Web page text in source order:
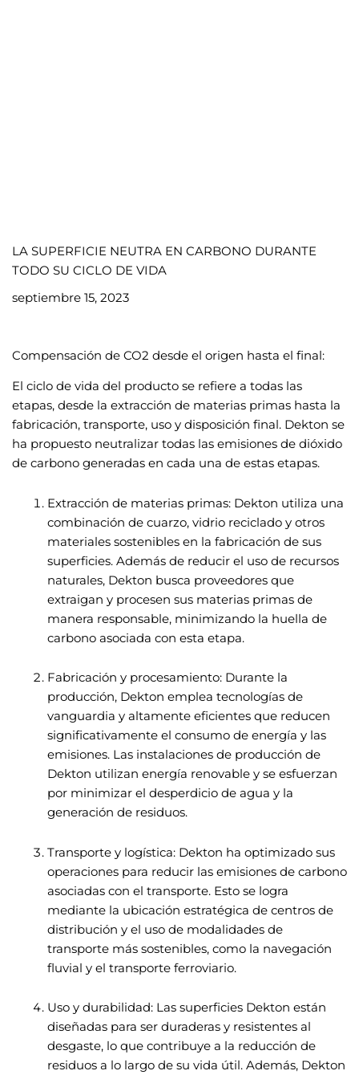
LA SUPERFICIE NEUTRA EN CARBONO DURANTE
TODO SU CICLO DE VIDA
septiembre 15, 2023
Compensación de CO2 desde el origen hasta el final:
El ciclo de vida del producto se refiere a todas las
etapas, desde la extracción de materias primas hasta la
fabricación, transporte, uso y disposición final. Dekton se
ha propuesto neutralizar todas las emisiones de dióxido
de carbono generadas en cada una de estas etapas.
Extracción de materias primas: Dekton utiliza una
combinación de cuarzo, vidrio reciclado y otros
materiales sostenibles en la fabricación de sus
superficies. Además de reducir el uso de recursos
naturales, Dekton busca proveedores que
extraigan y procesen sus materias primas de
manera responsable, minimizando la huella de
carbono asociada con esta etapa.
Fabricación y procesamiento: Durante la
producción, Dekton emplea tecnologías de
vanguardia y altamente eficientes que reducen
significativamente el consumo de energía y las
emisiones. Las instalaciones de producción de
Dekton utilizan energía renovable y se esfuerzan
por minimizar el desperdicio de agua y la
generación de residuos.
Transporte y logística: Dekton ha optimizado sus
operaciones para reducir las emisiones de carbono
asociadas con el transporte. Esto se logra
mediante la ubicación estratégica de centros de
distribución y el uso de modalidades de
transporte más sostenibles, como la navegación
fluvial y el transporte ferroviario.
Uso y durabilidad: Las superficies Dekton están
diseñadas para ser duraderas y resistentes al
desgaste, lo que contribuye a la reducción de
residuos a lo largo de su vida útil. Además, Dekton